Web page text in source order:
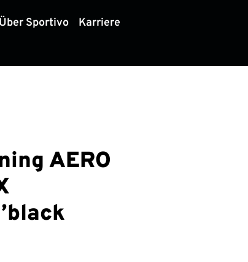
Über Sportivo
Karriere
AERO